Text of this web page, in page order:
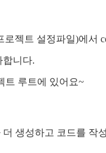
로젝트 설정파일)에서
합니다.
트 루트에 있어요~
더 생성하고 코드를 작